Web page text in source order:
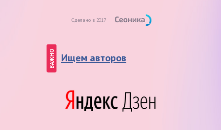
Сделано в 2017
ВАЖНО Ищем авторов